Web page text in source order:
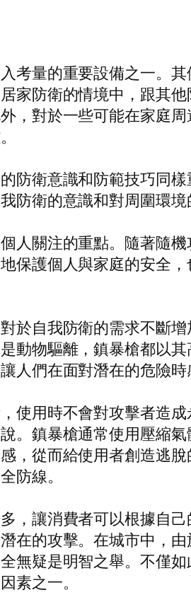
考量的重要設備之一。
家防衛的情境中，跟其
，對於一些可能在家庭
防衛意識和防範技巧同
防衛的意識和對周圍環境
人關注的重點。隨著隨
保護個人與家庭的安全
於自我防衛的需求不斷
動物驅離，鎮暴槍都以
們在面對潛在的危險時
使用時不會對攻擊者造
。鎮暴槍通常使用壓縮
，從而給使用者創造逃
防線。
，讓消費者可以根據自
在的攻擊。在城市中，
無疑是明智之舉。不僅
素之一。